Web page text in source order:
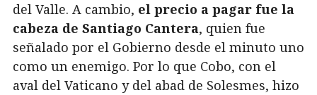
del Valle. A cambio, el precio a pagar fue la
cabeza de Santiago Cantera, quien fue
señalado por el Gobierno desde el minuto uno
como un enemigo. Por lo que Cobo, con el
aval del Vaticano y del abad de Solesmes, hizo